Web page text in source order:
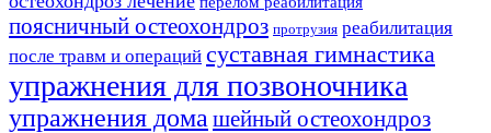
поясничный остеохондроз протрузия реабилитация
после травм и операций суставная гимнастика
упражнения для позвоночника
упражнения дома шейный остеохондроз